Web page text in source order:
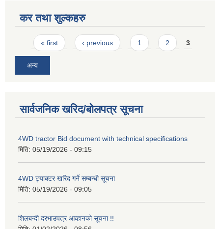
कर तथा शुल्कहरु
Pages
« first ‹ previous 1 2 3
अन्य
सार्वजनिक खरिद/बोलपत्र सूचना
4WD tractor Bid document with technical specifications
मिति: 05/19/2026 - 09:15
4WD ट्याक्टर खरिद गर्ने सम्बन्धी सूचना
मिति: 05/19/2026 - 09:05
शिलबन्दी दरभाउपत्र आव्हानको सूचना !!